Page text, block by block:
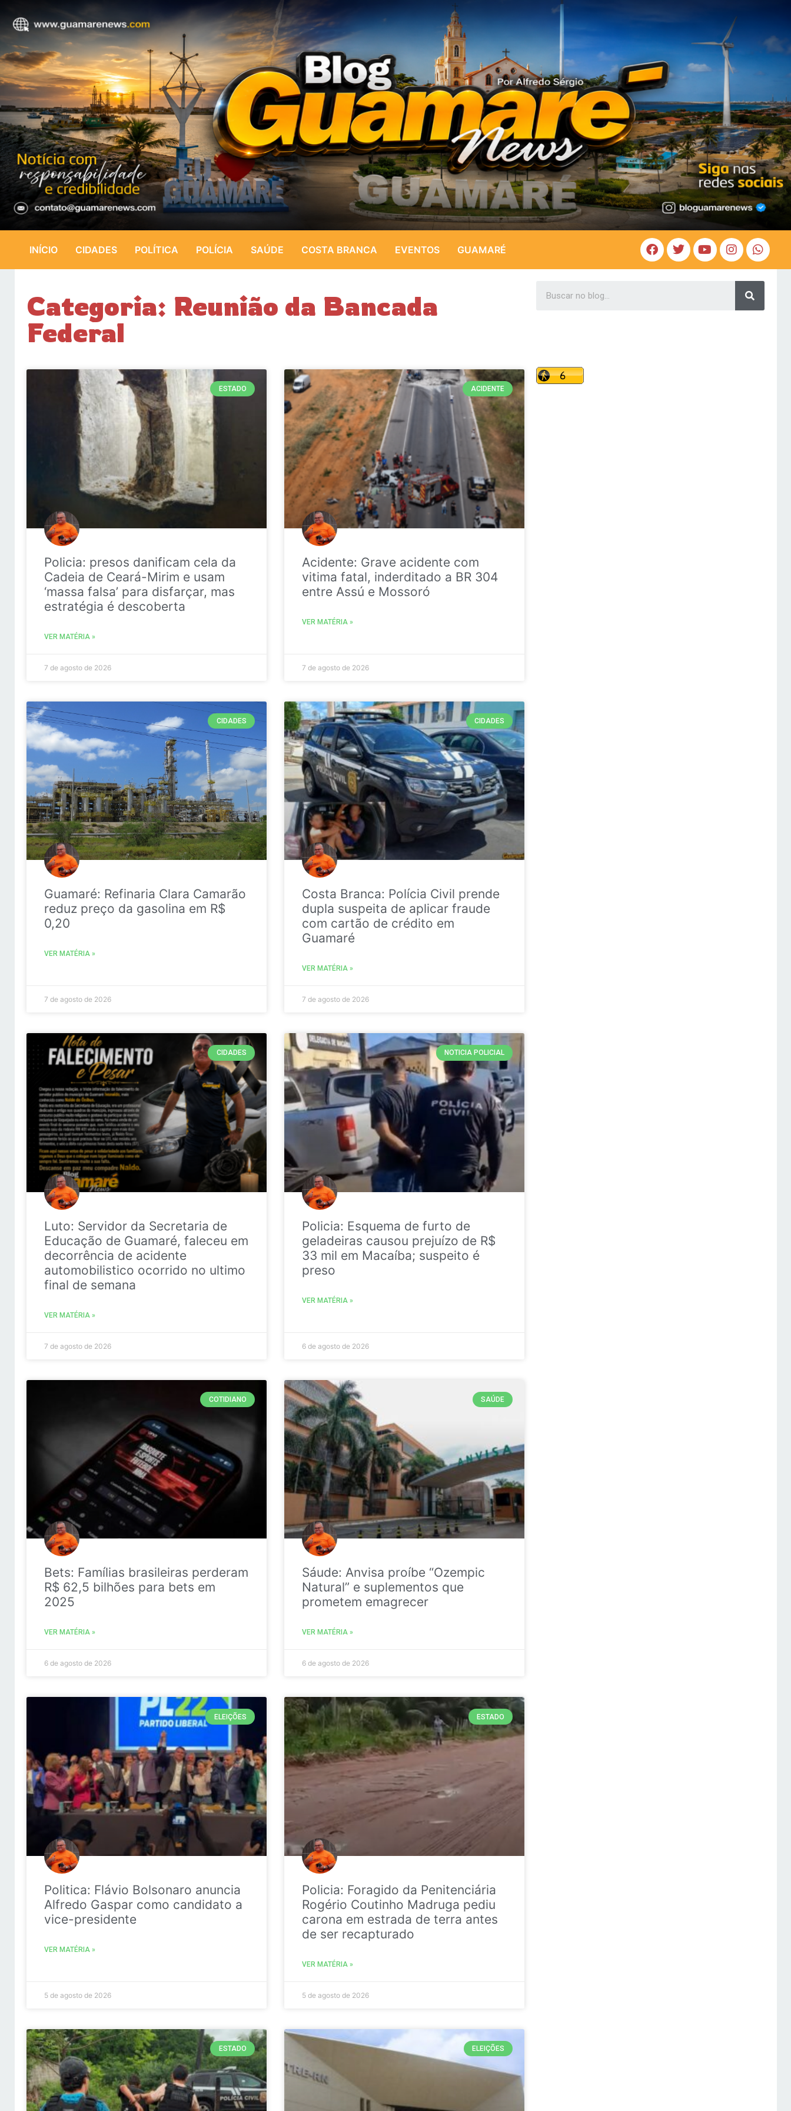
INÍCIO CIDADES POLÍTICA POLÍCIA SAÚDE COSTA BRANCA EVENTOS GUAMARÉ
Categoria: Reunião da Bancada
Federal
ESTADO
Policia: presos danificam cela da
Cadeia de Ceará-Mirim e usam
‘massa falsa’ para disfarçar, mas
estratégia é descoberta
VER MATÉRIA »
7 de agosto de 2026
ACIDENTE
Acidente: Grave acidente com
vitima fatal, inderditado a BR 304
entre Assú e Mossoró
VER MATÉRIA »
7 de agosto de 2026
CIDADES
Guamaré: Refinaria Clara Camarão
reduz preço da gasolina em R$
0,20
VER MATÉRIA »
7 de agosto de 2026
CIDADES
Costa Branca: Polícia Civil prende
dupla suspeita de aplicar fraude
com cartão de crédito em
Guamaré
VER MATÉRIA »
7 de agosto de 2026
CIDADES
Luto: Servidor da Secretaria de
Educação de Guamaré, faleceu em
decorrência de acidente
automobilistico ocorrido no ultimo
final de semana
VER MATÉRIA »
7 de agosto de 2026
NOTICIA POLICIAL
Policia: Esquema de furto de
geladeiras causou prejuízo de R$
33 mil em Macaíba; suspeito é
preso
VER MATÉRIA »
6 de agosto de 2026
COTIDIANO
Bets: Famílias brasileiras perderam
R$ 62,5 bilhões para bets em
2025
VER MATÉRIA »
6 de agosto de 2026
SAÚDE
Sáude: Anvisa proíbe “Ozempic
Natural” e suplementos que
prometem emagrecer
VER MATÉRIA »
6 de agosto de 2026
ELEIÇÕES
Politica: Flávio Bolsonaro anuncia
Alfredo Gaspar como candidato a
vice-presidente
VER MATÉRIA »
5 de agosto de 2026
ESTADO
Policia: Foragido da Penitenciária
Rogério Coutinho Madruga pediu
carona em estrada de terra antes
de ser recapturado
VER MATÉRIA »
5 de agosto de 2026
ESTADO ELEIÇÕES